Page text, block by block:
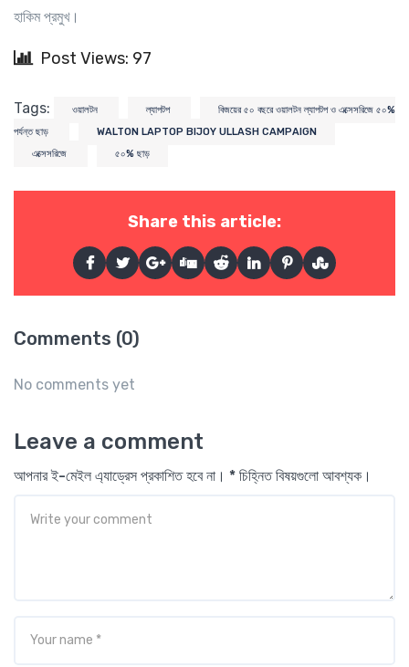
হাকিম প্রমুখ।
Post Views: 97
Tags: ওয়ালটন ল্যাপটপ
বিজয়ের ৫০ বছরে ওয়ালটন ল্যাপটপ ও এক্সেসরিজে ৫০%
পর্যন্ত ছাড়
WALTON LAPTOP BIJOY ULLASH CAMPAIGN
এক্সেসরিজে
৫০% ছাড়
Share this article:
Comments (0)
No comments yet
Leave a comment
আপনার ই-মেইল এ্যাড্রেস প্রকাশিত হবে না। * চিহ্নিত বিষয়গুলো আবশ্যক।